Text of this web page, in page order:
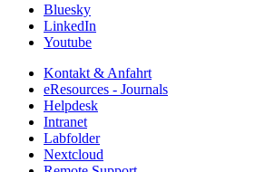
Bluesky
LinkedIn
Youtube
Kontakt & Anfahrt
eResources - Journals
Helpdesk
Intranet
Labfolder
Nextcloud